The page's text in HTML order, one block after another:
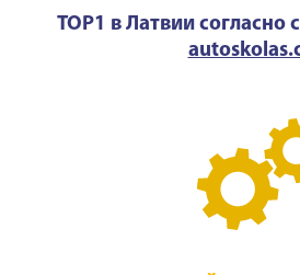
TOP1 в Латвии согласно